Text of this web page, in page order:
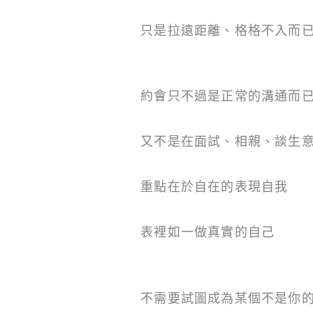
只是拉遠距離、格格不入而
約會只不過是正常的溝通而
又不是在面試、相親、談生
重點在於自在的表現自我
表裡如一做真實的自己
不需要試圖成為某個不是你